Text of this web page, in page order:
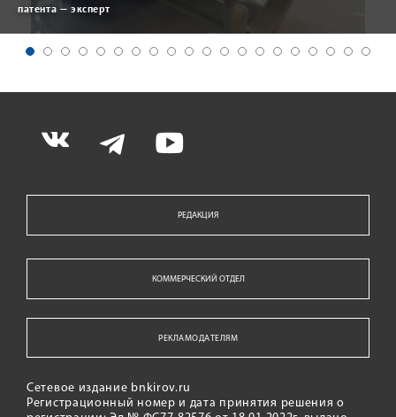
патента — эксперт
РЕДАКЦИЯ
КОММЕРЧЕСКИЙ ОТДЕЛ
РЕКЛАМОДАТЕЛЯМ
Сетевое издание bnkirov.ru
Регистрационный номер и дата принятия решения о